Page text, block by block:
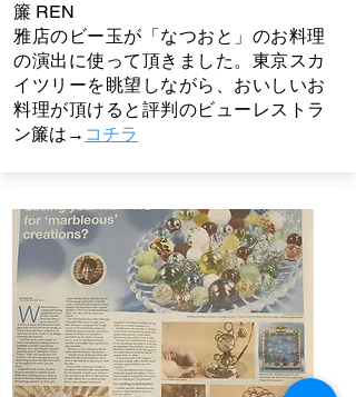
簾 REN
雅店のビー玉が「なつおと」のお料理
の演出に使って頂きました。東京スカ
イツリーを眺望しながら、おいしいお
料理が頂けると評判のビューレストラ
ン簾は→ コチラ